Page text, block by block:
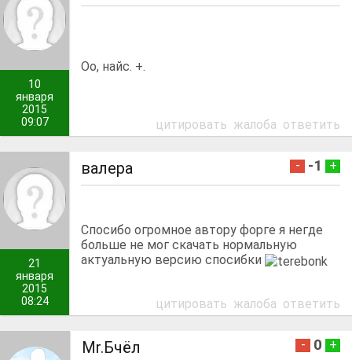
10
января
2015
09:07
Оо, найс. +.
цитировать жалоба ответить
21
января
2015
08:24
валера - -1 +
Спосибо огромное автору форге я негде
больше не мог скачать нормальную
актуальную версию спосибки
цитировать жалоба ответить
Mr.Бчёл - 0 +